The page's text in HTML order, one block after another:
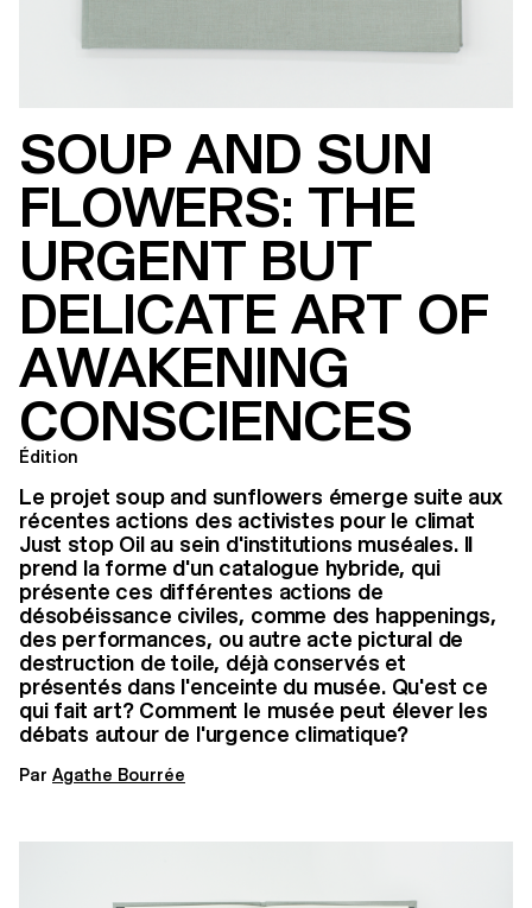
SOUP AND SUN
FLOWERS: THE
URGENT BUT
DELICATE ART OF
AWAKENING
CONSCIENCES
Édition
Le projet soup and sunflowers émerge suite aux
récentes actions des activistes pour le climat
Just stop Oil au sein d'institutions muséales. Il
prend la forme d'un catalogue hybride, qui
présente ces différentes actions de
désobéissance civiles, comme des happenings,
des performances, ou autre acte pictural de
destruction de toile, déjà conservés et
présentés dans l'enceinte du musée. Qu'est ce
qui fait art? Comment le musée peut élever les
débats autour de l'urgence climatique?
Par Agathe Bourrée